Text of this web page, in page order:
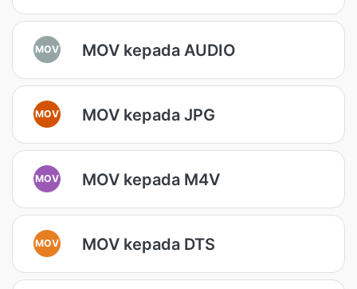
MOV MOV kepada AUDIO
MOV MOV kepada JPG
MOV MOV kepada M4V
MOV MOV kepada DTS